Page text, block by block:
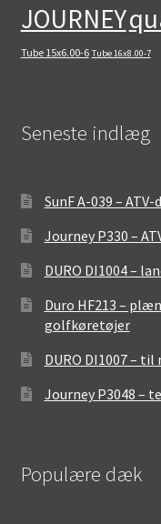
JOURNEY
Tube 15x6.00-6 Tube 16x8.00-7
Seneste indlæg
SunF A-039 –
Journey P330 –
DURO DI1004 –
Duro HF213 –
golfkøretøjer
DURO DI1007 –
Journey P3048 –
Populære dæk